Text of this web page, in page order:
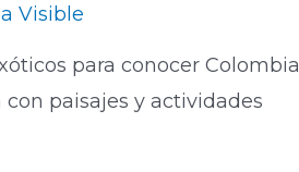
Visible
para conocer Colombia
paisajes y actividades